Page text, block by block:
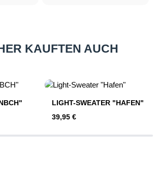
KAUFTEN AUCH
LIGHT-SWEATER "HAFEN"
Regulärer Preis:
39,95 €